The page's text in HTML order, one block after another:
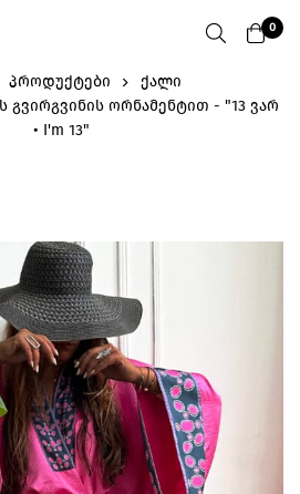
0
პროდუქტები
ქალი
გვირგვინის ორნამენტით - "13 ვარ
• I'm 13"